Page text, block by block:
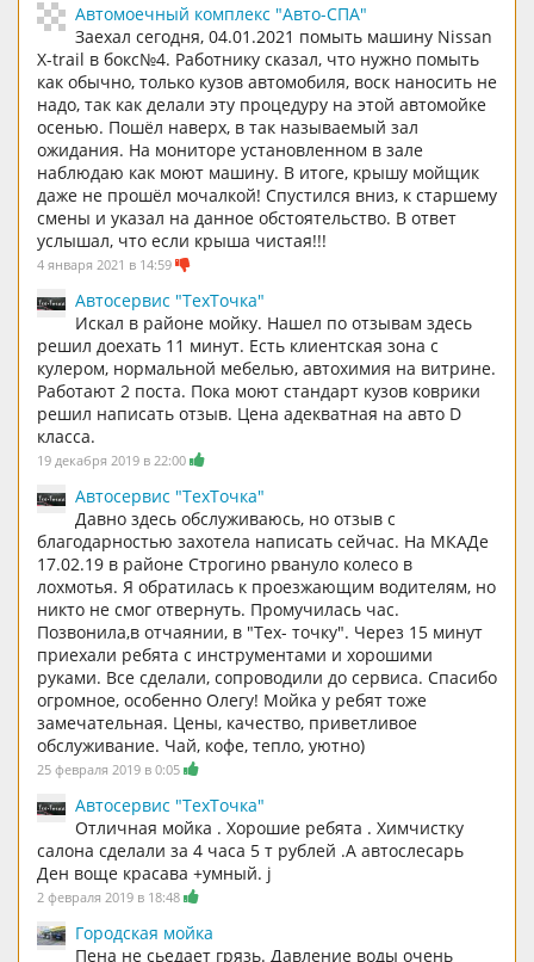
Автомоечный комплекс "Авто-СПА"
Заехал сегодня, 04.01.2021 помыть машину Nissan
X-trail в бокс№4. Работнику сказал, что нужно помыть
как обычно, только кузов автомобиля, воск наносить не
надо, так как делали эту процедуру на этой автомойке
осенью. Пошёл наверх, в так называемый зал
ожидания. На мониторе установленном в зале
наблюдаю как моют машину. В итоге, крышу мойщик
даже не прошёл мочалкой! Спустился вниз, к старшему
смены и указал на данное обстоятельство. В ответ
услышал, что если крыша чистая!!!
4 января 2021 в 14:59
Автосервис "ТехТочка"
Искал в районе мойку. Нашел по отзывам здесь
решил доехать 11 минут. Есть клиентская зона с
кулером, нормальной мебелью, автохимия на витрине.
Работают 2 поста. Пока моют стандарт кузов коврики
решил написать отзыв. Цена адекватная на авто D
класса.
19 декабря 2019 в 22:00
Автосервис "ТехТочка"
Давно здесь обслуживаюсь, но отзыв с
благодарностью захотела написать сейчас. На МКАДе
17.02.19 в районе Строгино рвануло колесо в
лохмотья. Я обратилась к проезжающим водителям, но
никто не смог отвернуть. Промучилась час.
Позвонила,в отчаянии, в "Тех- точку". Через 15 минут
приехали ребята с инструментами и хорошими
руками. Все сделали, сопроводили до сервиса. Спасибо
огромное, особенно Олегу! Мойка у ребят тоже
замечательная. Цены, качество, приветливое
обслуживание. Чай, кофе, тепло, уютно)
25 февраля 2019 в 0:05
Автосервис "ТехТочка"
Отличная мойка . Хорошие ребята . Химчистку
салона сделали за 4 часа 5 т рублей .А автослесарь
Ден воще красава +умный. j
2 февраля 2019 в 18:48
Городская мойка
Пена не сьедает грязь. Давление воды очень